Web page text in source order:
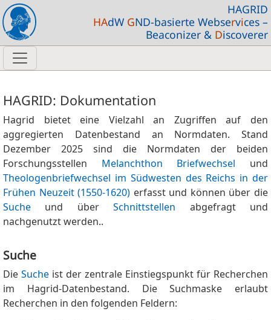
HAGRID
HAdW GND-basierte Webservices –
Beaconizer & Discoverer
HAGRID: Dokumentation
Hagrid bietet eine Vielzahl an Zugriffen auf den
aggregierten Datenbestand an Normdaten. Stand
Dezember 2025 sind die Normdaten der beiden
Forschungsstellen Melanchthon Briefwechsel und
Theologenbriefwechsel im Südwesten des Reichs in der
Frühen Neuzeit (1550-1620) erfasst und können über die
Suche und überSchnittstellen abgefragt und
nachgenutzt werden..
Suche
Die Suche ist der zentrale Einstiegspunkt für Recherchen
im Hagrid-Datenbestand. Die Suchmaske erlaubt
Recherchen in den folgenden Feldern: